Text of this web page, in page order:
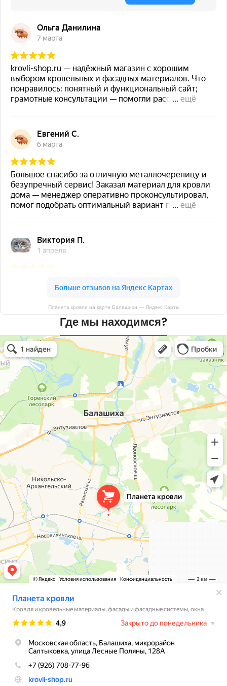
Планета кровли на карте Балашихи — Яндекс Карты
Где мы находимся?
Планета кровли
Кровля и кровельные материалы в Балашихе
Окна в Балашихе